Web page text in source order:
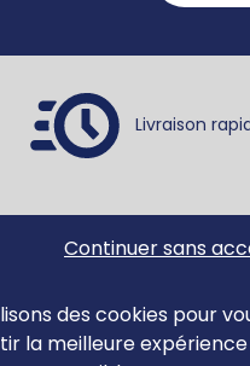
de langage
de parole
Livraison
Continuer sans
des cookies pour
la meilleure expérience